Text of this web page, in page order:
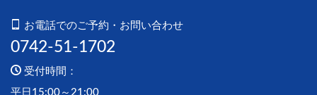
お電話でのご予約・お問い合わせ
0742-51-1702
受付時間：
平日15:00～21:00